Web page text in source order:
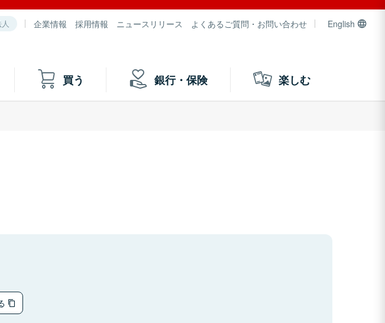
企業情報 採用情報 ニュースリリース よくあるご質問・お問い合わせ English
買う 銀行・保険 楽しむ